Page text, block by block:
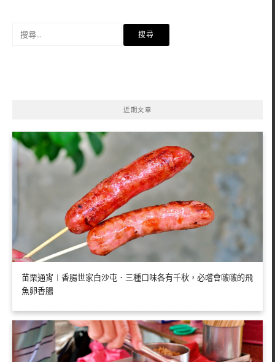
近期文章
苗栗通宵︱香腸世家白沙屯．三種口味各有千秋，必嚐會啵啵的飛
魚卵香腸